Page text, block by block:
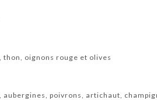
oignons rouge et olives
poivrons, artichaut,